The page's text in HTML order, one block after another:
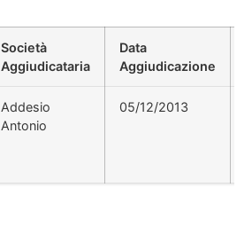
Società
Aggiudicataria
Data
Aggiudicazione
Addesio
Antonio
05/12/2013